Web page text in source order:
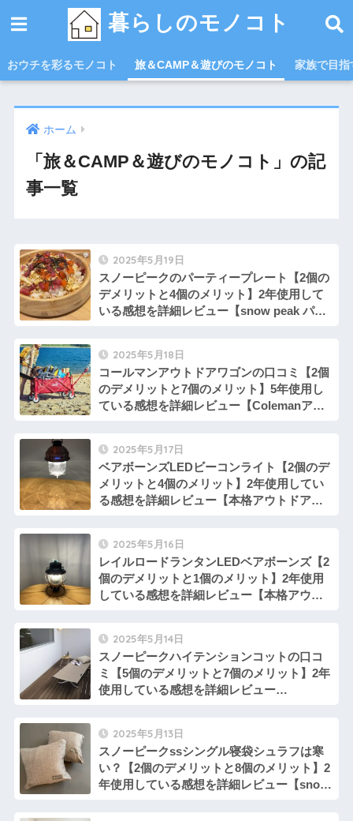
暮らしのモノコト
おウチを彩るモノコト 旅＆CAMP＆遊びのモノコト 家族で目指
ホーム
「旅＆CAMP＆遊びのモノコト」の記
事一覧
2025年5月19日
スノーピークのパーティープレート【2個の
デメリットと4個のメリット】2年使用して
いる感想を詳細レビュー【snow peak パー
2025年5月18日
コールマンアウトドアワゴンの口コミ【2個
のデメリットと7個のメリット】5年使用し
ている感想を詳細レビュー【Colemanアウ
2025年5月17日
ベアボーンズLEDビーコンライト【2個のデ
メリットと4個のメリット】2年使用してい
る感想を詳細レビュー【本格アウトドアブ
ランタン
2025年5月16日
レイルロードランタンLEDベアボーンズ【2
個のデメリットと1個のメリット】2年使用
している感想を詳細レビュー【本格アウト
め充電式ランタン
2025年5月14日
スノーピークハイテンションコットの口コ
ミ【5個のデメリットと7個のメリット】2年
使用している感想を詳細レビュー
2025年5月13日
スノーピークssシングル寝袋シュラフは寒
い？【2個のデメリットと8個のメリット】2
年使用している感想を詳細レビュー【snow